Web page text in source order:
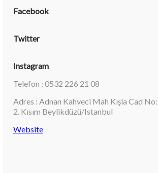
Facebook
Twitter
Instagram
Telefon : 0532 226 21 08
Adres : Adnan Kahveci Mah Kışla Cad
2. Kısım Beylikdüzü/Istanbul
Website